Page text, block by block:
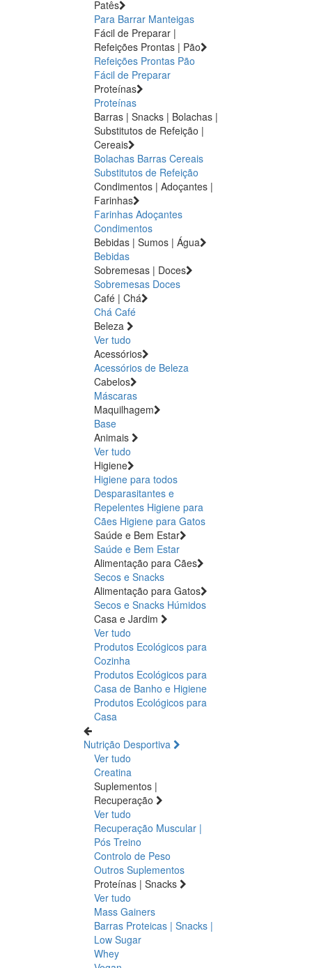
Patês
Para Barrar Manteigas
Fácil de Preparar |
Refeições Prontas | Pão
Refeições Prontas Pão
Fácil de Preparar
Proteínas
Proteínas
Barras | Snacks | Bolachas |
Substitutos de Refeição |
Cereais
Bolachas Barras Cereais
Substitutos de Refeição
Condimentos | Adoçantes |
Farinhas
Farinhas Adoçantes
Condimentos
Bebidas | Sumos | Água
Bebidas
Sobremesas | Doces
Sobremesas Doces
Café | Chá
Chá Café
Beleza
Ver tudo
Acessórios
Acessórios de Beleza
Cabelos
Máscaras
Maquilhagem
Base
Animais
Ver tudo
Higiene
Higiene para todos
Desparasitantes e
Repelentes Higiene para
Cães Higiene para Gatos
Saúde e Bem Estar
Saúde e Bem Estar
Alimentação para Cães
Secos e Snacks
Alimentação para Gatos
Secos e Snacks Húmidos
Casa e Jardim
Ver tudo
Produtos Ecológicos para
Cozinha
Produtos Ecológicos para
Casa de Banho e Higiene
Produtos Ecológicos para
Casa
Nutrição Desportiva
Ver tudo
Creatina
Suplementos |
Recuperação
Ver tudo
Recuperação Muscular |
Pós Treino
Controlo de Peso
Outros Suplementos
Proteínas | Snacks
Ver tudo
Mass Gainers
Barras Proteicas | Snacks |
Low Sugar
Whey